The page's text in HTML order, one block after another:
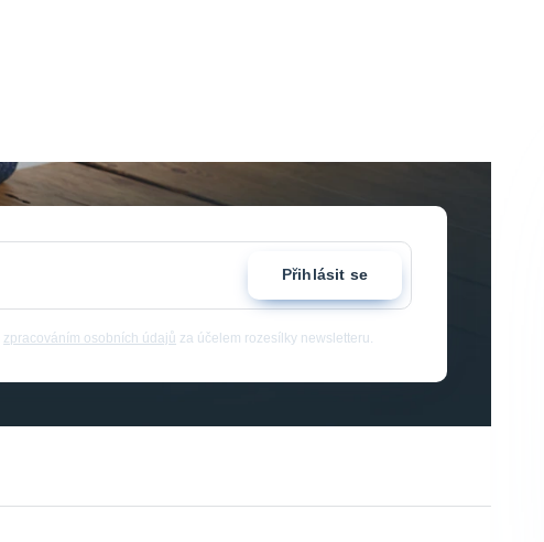
Přihlásit se
zpracováním osobních údajů za účelem rozesílky newsletteru.